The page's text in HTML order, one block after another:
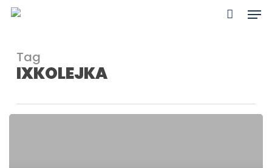
Skip
to
content
Tag
IXKOLEJKA
CZAS